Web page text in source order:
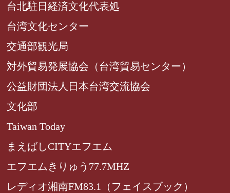
台北駐日経済文化代表処
台湾文化センター
交通部観光局
対外貿易発展協会（台湾貿易センター）
公益財団法人日本台湾交流協会
文化部
Taiwan Today
まえばしCITYエフエム
エフエムきりゅう77.7MHZ
レディオ湘南FM83.1（フェイスブック）